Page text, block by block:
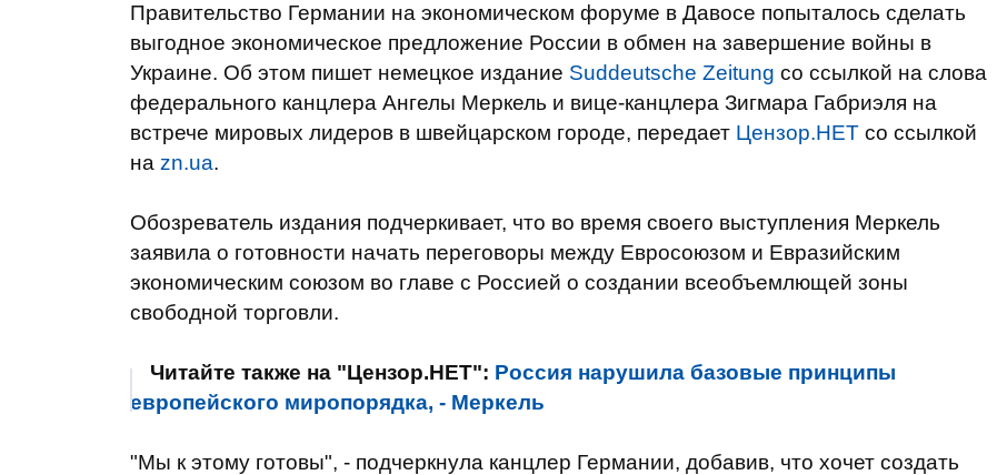
Правительство Германии на экономическом форуме в Давосе попыталось сделать
выгодное экономическое предложение России в обмен на завершение войны в
Украине. Об этом пишет немецкое издание Suddeutsche Zeitung со ссылкой на слова
федерального канцлера Ангелы Меркель и вице-канцлера Зигмара Габриэля на
встрече мировых лидеров в швейцарском городе, передает Цензор.НЕТ со ссылкой
на zn.ua.
Обозреватель издания подчеркивает, что во время своего выступления Меркель
заявила о готовности начать переговоры между Евросоюзом и Евразийским
экономическим союзом во главе с Россией о создании всеобъемлющей зоны
свободной торговли.
Читайте также на "Цензор.НЕТ": Россия нарушила базовые принципы
европейского миропорядка, - Меркель
"Мы к этому готовы", - подчеркнула канцлер Германии, добавив, что хочет создать